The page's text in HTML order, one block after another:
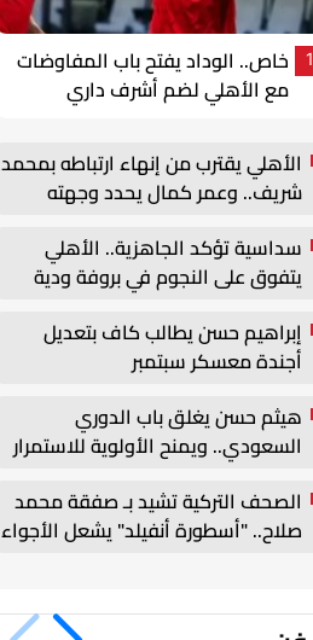
1
خاص.. الوداد يفتح باب المفاوضات
مع الأهلي لضم أشرف داري
الأهلي يقترب من إنهاء ارتباطه بمحمد
شريف.. وعمر كمال يحدد وجهته
سداسية تؤكد الجاهزية.. الأهلي
يتفوق على النجوم في بروفة ودية
إبراهيم حسن يطالب كاف بتعديل
أجندة معسكر سبتمبر
هيثم حسن يغلق باب الدوري
السعودي.. ويمنح الأولوية للاستمرار
في أوروبا
الصحف التركية تشيد بـ صفقة محمد
صلاح.. "أسطورة أنفيلد" يشعل الأجواء